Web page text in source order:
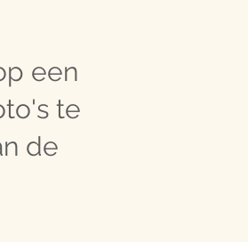
een
te
de